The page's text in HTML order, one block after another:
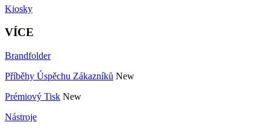
Kiosky
VÍCE
Brandfolder
Příběhy Úspěchu Zákazníků New
Prémiový Tisk New
Nástroje